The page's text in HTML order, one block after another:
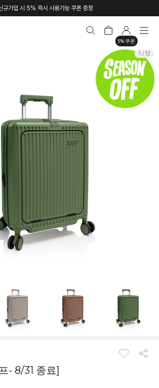
규가입 시 5% 즉시 사용가능 쿠폰 증정
5% 쿠폰
1 / 12
- 8/31 종료]